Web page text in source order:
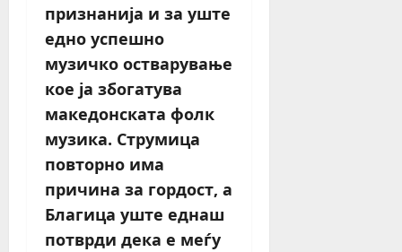
признанија и за уште
едно успешно
музичко остварување
кое ја збогатува
македонската фолк
музика. Струмица
повторно има
причина за гордост, а
Благица уште еднаш
потврди дека е меѓу